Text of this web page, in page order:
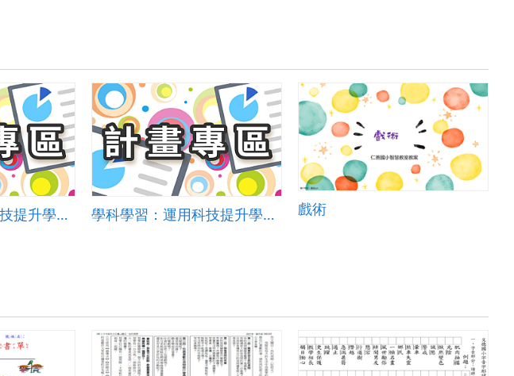
學科學習：運用科技提升學生英文素養 學科學習：運用科技提升學生自然與生活科技素養 戲術